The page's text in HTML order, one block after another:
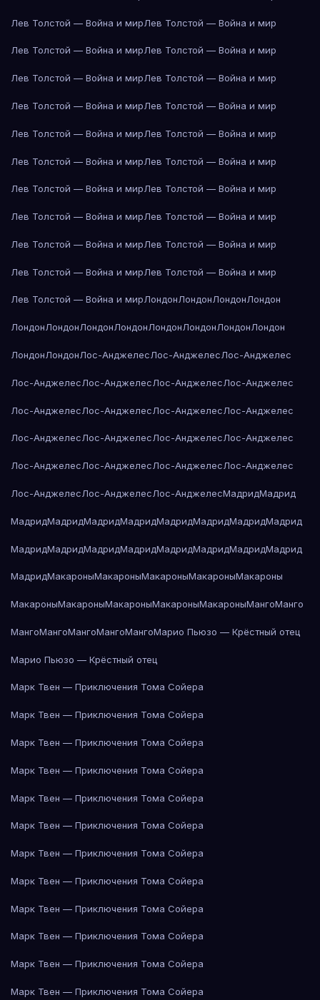
Лев Толстой — Война и мирЛев Толстой — Война и мир
Лев Толстой — Война и мирЛев Толстой — Война и мир
Лев Толстой — Война и мирЛев Толстой — Война и мир
Лев Толстой — Война и мирЛев Толстой — Война и мир
Лев Толстой — Война и мирЛев Толстой — Война и мир
Лев Толстой — Война и мирЛев Толстой — Война и мир
Лев Толстой — Война и мирЛев Толстой — Война и мир
Лев Толстой — Война и мирЛев Толстой — Война и мир
Лев Толстой — Война и мирЛев Толстой — Война и мир
Лев Толстой — Война и мирЛев Толстой — Война и мир
Лев Толстой — Война и мирЛондонЛондонЛондонЛондон
ЛондонЛондонЛондонЛондонЛондонЛондонЛондонЛондон
ЛондонЛондонЛос-АнджелесЛос-АнджелесЛос-Анджелес
Лос-АнджелесЛос-АнджелесЛос-АнджелесЛос-Анджелес
Лос-АнджелесЛос-АнджелесЛос-АнджелесЛос-Анджелес
Лос-АнджелесЛос-АнджелесЛос-АнджелесЛос-Анджелес
Лос-АнджелесЛос-АнджелесЛос-АнджелесЛос-Анджелес
Лос-АнджелесЛос-АнджелесЛос-АнджелесМадридМадрид
МадридМадридМадридМадридМадридМадридМадридМадрид
МадридМадридМадридМадридМадридМадридМадридМадрид
МадридМакароныМакароныМакароныМакароныМакароны
МакароныМакароныМакароныМакароныМакароныМангоМанго
МангоМангоМангоМангоМангоМарио Пьюзо — Крёстный отец
Марио Пьюзо — Крёстный отец
Марк Твен — Приключения Тома Сойера
Марк Твен — Приключения Тома Сойера
Марк Твен — Приключения Тома Сойера
Марк Твен — Приключения Тома Сойера
Марк Твен — Приключения Тома Сойера
Марк Твен — Приключения Тома Сойера
Марк Твен — Приключения Тома Сойера
Марк Твен — Приключения Тома Сойера
Марк Твен — Приключения Тома Сойера
Марк Твен — Приключения Тома Сойера
Марк Твен — Приключения Тома Сойера
Марк Твен — Приключения Тома Сойера